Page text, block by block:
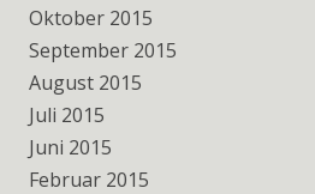
Oktober 2015
September 2015
August 2015
Juli 2015
Juni 2015
Februar 2015